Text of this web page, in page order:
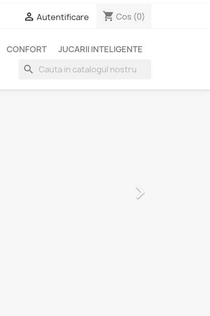
 Autentificare shopping_cart Cos (0)
CONFORT JUCARII INTELIGENTE
search
